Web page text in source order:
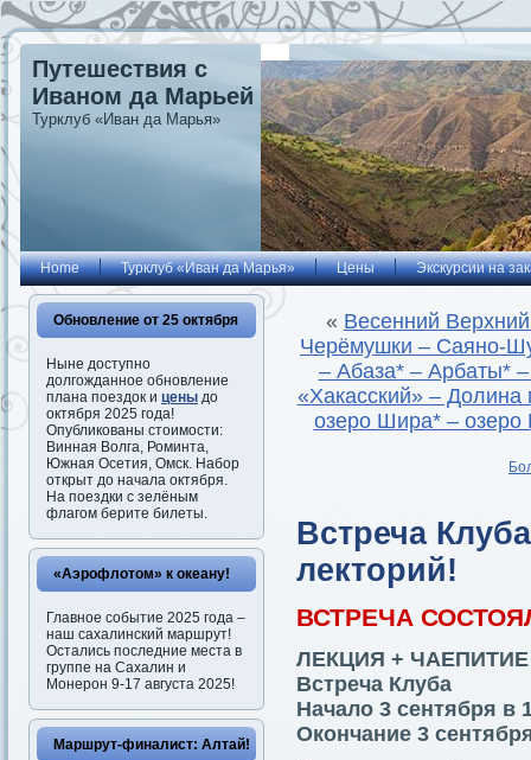
Путешествия с
Иваном да Марьей
Турклуб «Иван да Марья»
Home Турклуб «Иван да Марья» Цены Экскурсии на
Обновление от 25 октября
Ныне доступно
долгожданное обновление
плана поездок и цены до
октября 2025 года!
Опубликованы стоимости:
Винная Волга, Роминта,
Южная Осетия, Омск. Набор
открыт до начала октября.
На поездки с зелёным
флагом берите билеты.
«Аэрофлотом» к океану!
Главное событие 2025 года –
наш сахалинский маршрут!
Остались последние места в
группе на Сахалин и
Монерон 9-17 августа 2025!
Маршрут-финалист: Алтай!
« Весенний
Черёмушки – Саяно-
– Абаза* – Арбаты*
«Хакасский» –
озеро Шира* – озеро
Встреча
лекторий!
ВСТРЕЧА
ЛЕКЦИЯ +
Встреча Клуба
Начало 3 сентября в
Окончание 3